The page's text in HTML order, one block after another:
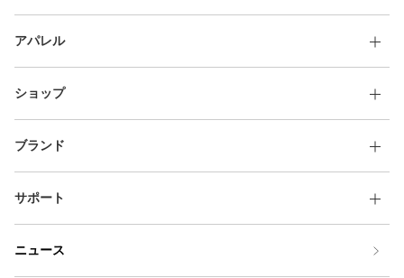
アパレル
ショップ
ブランド
サポート
ニュース